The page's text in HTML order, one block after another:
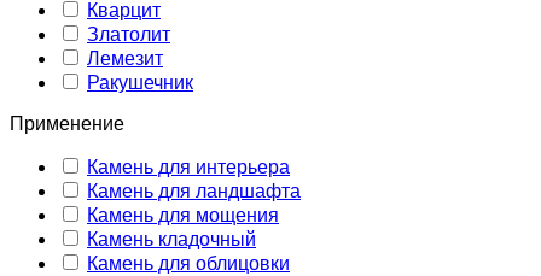
Кварцит
Златолит
Лемезит
Ракушечник
Применение
Камень для интерьера
Камень для ландшафта
Камень для мощения
Камень кладочный
Камень для облицовки